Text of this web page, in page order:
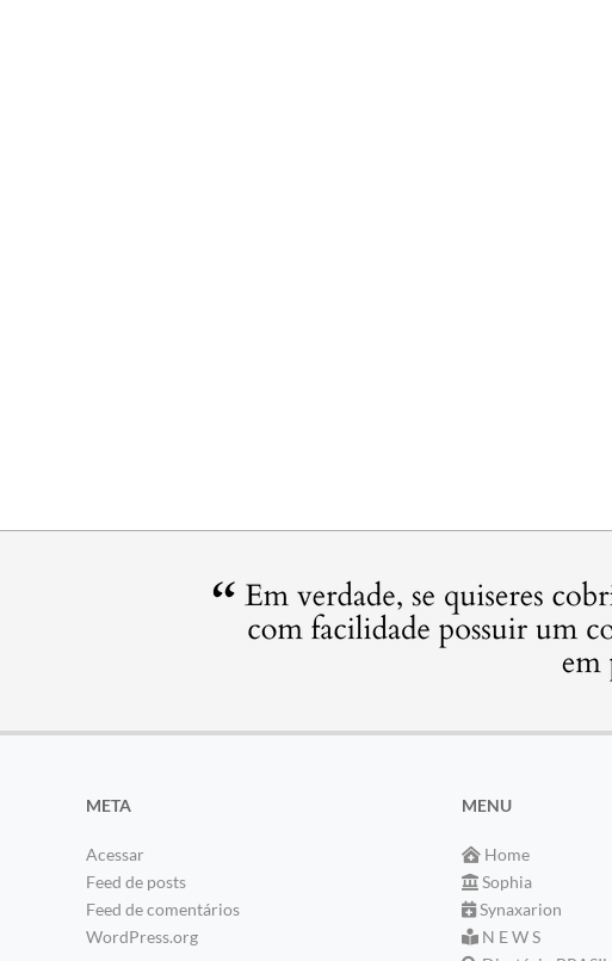
META
Acessar
Feed de posts
Feed de comentários
WordPress.org
MENU
Home
Sophia
Synaxarion
N E W S